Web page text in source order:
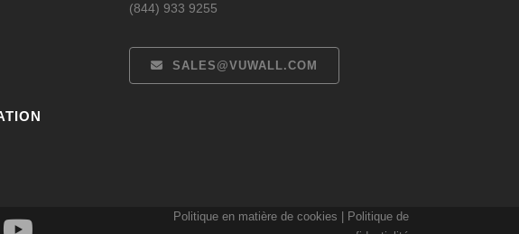
(844) 933 9255
SALES@VUWALL.COM
Politique en matière de cookies
Politique de
Deutsch